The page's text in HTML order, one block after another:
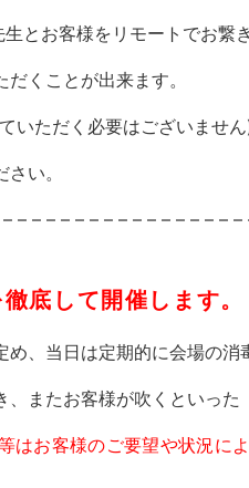
とお客様をリモートでお繋
くことが出来ます。
いただく必要はございません
い。
– – – – – – – – – – – – – – – –
底して開催します。
、当日は定期的に会場の消
またお客様が吹くといった
はお客様のご要望や状況に